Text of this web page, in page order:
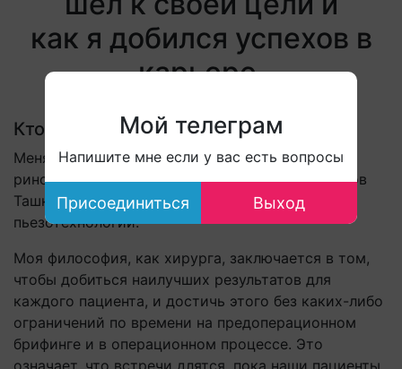
как я добился успехов в
карьере.
Кто я?
Меня зовут Нодир Ибатов. Я отоларинголог-
ринохирург. В отличии от большинства хирургов
Ташкента,наша команда работает по
пьезотехнологии.
Моя философия, как хирурга, заключается в том,
чтобы добиться наилучших результатов для
каждого пациента, и достичь этого без каких-либо
ограничений по времени на предоперационном
брифинге и в операционном процессе. Это
означает, что встречи длятся, пока наши пациенты
Мой телеграм
Напишите мне если у вас есть вопросы
Присоединиться Выход